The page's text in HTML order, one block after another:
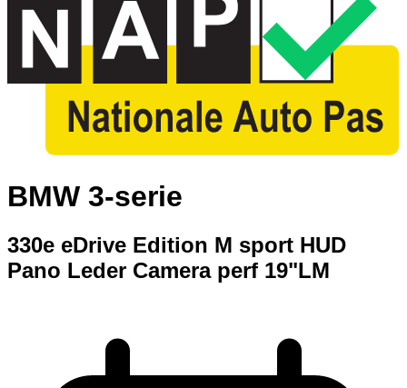
BMW 3-serie
330e eDrive Edition M sport HUD
Pano Leder Camera perf 19"LM